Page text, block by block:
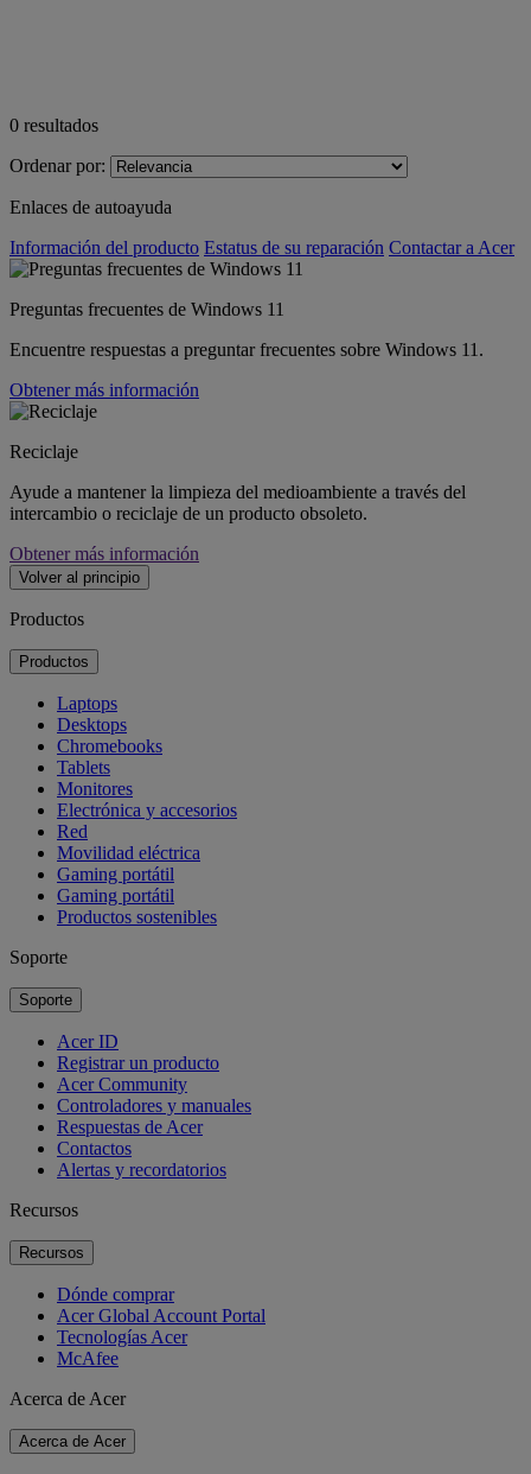
0 resultados
Ordenar por:
Enlaces de autoayuda
Información del producto Estatus de su reparación Contactar a Acer
Preguntas frecuentes de Windows 11
Encuentre respuestas a preguntar frecuentes sobre Windows 11.
Obtener más información
Reciclaje
Ayude a mantener la limpieza del medioambiente a través del
intercambio o reciclaje de un producto obsoleto.
Obtener más información
Volver al principio
Productos
Productos
Laptops
Desktops
Chromebooks
Tablets
Monitores
Electrónica y accesorios
Red
Movilidad eléctrica
Gaming portátil
Gaming portátil
Productos sostenibles
Soporte
Soporte
Acer ID
Registrar un producto
Acer Community
Controladores y manuales
Respuestas de Acer
Contactos
Alertas y recordatorios
Recursos
Recursos
Dónde comprar
Acer Global Account Portal
Tecnologías Acer
McAfee
Acerca de Acer
Acerca de Acer